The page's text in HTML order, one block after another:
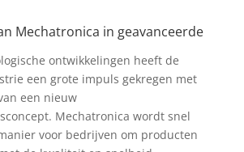
Mechatronica in geavanceerde
ontwikkelingen heeft de
een grote impuls gekregen met
een nieuw
Mechatronica wordt snel
voor bedrijven om producten